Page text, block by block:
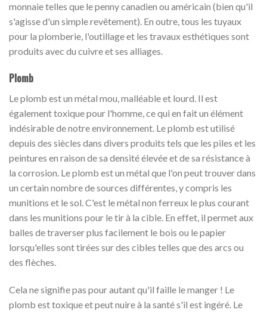
monnaie telles que le penny canadien ou américain (bien qu'il
s'agisse d'un simple revêtement). En outre, tous les tuyaux
pour la plomberie, l'outillage et les travaux esthétiques sont
produits avec du cuivre et ses alliages.
Plomb
Le plomb est un métal mou, malléable et lourd. Il est
également toxique pour l'homme, ce qui en fait un élément
indésirable de notre environnement. Le plomb est utilisé
depuis des siècles dans divers produits tels que les piles et les
peintures en raison de sa densité élevée et de sa résistance à
la corrosion. Le plomb est un métal que l'on peut trouver dans
un certain nombre de sources différentes, y compris les
munitions et le sol. C'est le métal non ferreux le plus courant
dans les munitions pour le tir à la cible. En effet, il permet aux
balles de traverser plus facilement le bois ou le papier
lorsqu'elles sont tirées sur des cibles telles que des arcs ou
des flèches.
Cela ne signifie pas pour autant qu'il faille le manger ! Le
plomb est toxique et peut nuire à la santé s'il est ingéré. Le